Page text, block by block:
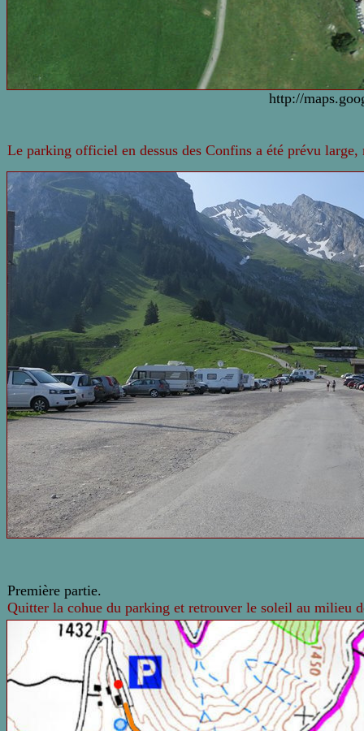
http://
Le parking officiel en dessus des Confins a été prévu
Première partie.
Quitter la cohue du parking et retrouver le soleil au milieu